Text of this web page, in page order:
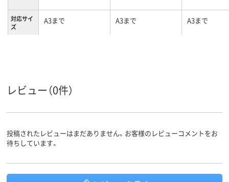
対応サイ
ズ
A3まで A3まで A3まで
ループ
レビュー（0件）
投稿されたレビューはまだありません。お客様のレビューコメントをお
待ちしています。